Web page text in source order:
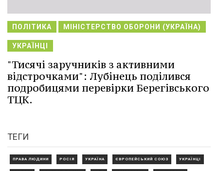
ПОЛІТИКА МІНІСТЕРСТВО ОБОРОНИ (УКРАЇНА)
УКРАЇНЦІ
"Тисячі заручників з активними
відстрочками": Лубінець поділився
подробицями перевірки Берегівського
ТЦК.
ТЕГИ
ПРАВА ЛЮДИНИ РОСІЯ УКРАЇНА ЄВРОПЕЙСЬКИЙ СОЮЗ УКРАЇНЦІ